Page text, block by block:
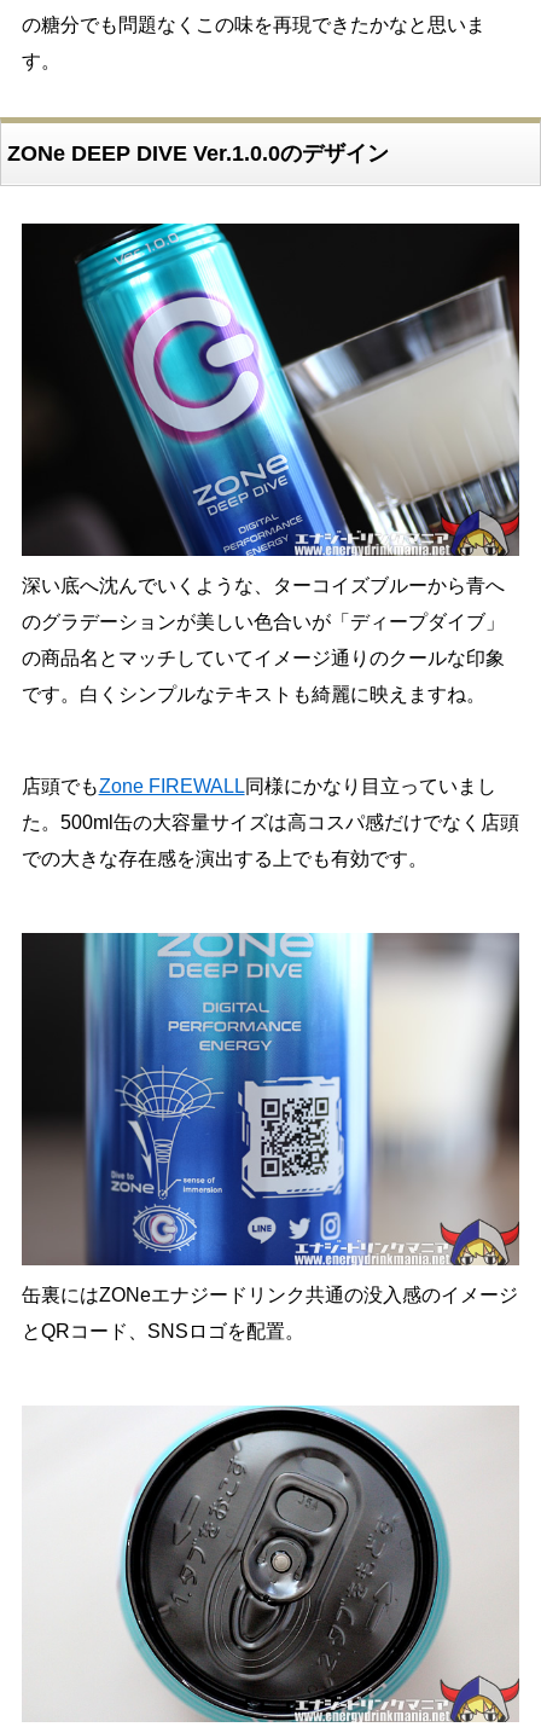
の糖分でも問題なくこの味を再現できたかなと思いま
す。
ZONe DEEP DIVE Ver.1.0.0のデザイン
深い底へ沈んでいくような、ターコイズブルーから青へ
のグラデーションが美しい色合いが「ディープダイブ」
の商品名とマッチしていてイメージ通りのクールな印象
です。白くシンプルなテキストも綺麗に映えますね。
店頭でもZone FIREWALL同様にかなり目立っていまし
た。500ml缶の大容量サイズは高コスパ感だけでなく店頭
での大きな存在感を演出する上でも有効です。
缶裏にはZONeエナジードリンク共通の没入感のイメージ
とQRコード、SNSロゴを配置。